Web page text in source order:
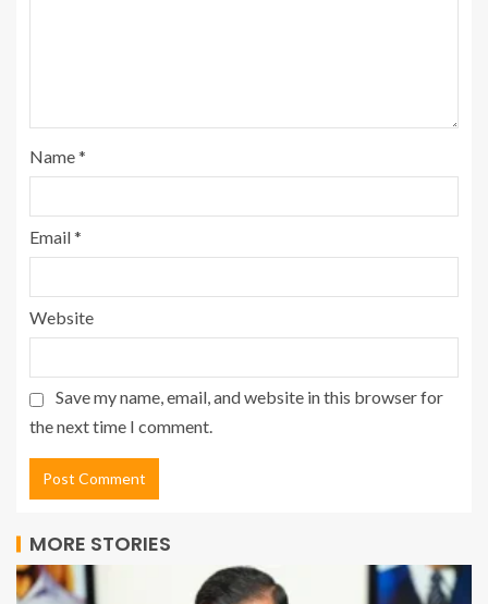
Name*
Email*
Website
Save my name, email, and website in this browser for
the next time I comment.
MORE STORIES